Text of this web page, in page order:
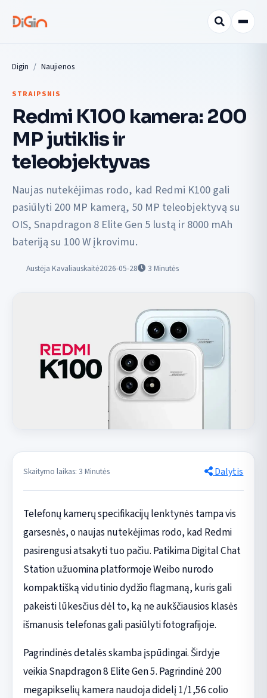
Digin Naujienos
STRAIPSNIS
Redmi K100 kamera: 200
MP jutiklis ir
teleobjektyvas
Naujas nutekėjimas rodo, kad Redmi K100 gali
pasiūlyti 200 MP kamerą, 50 MP teleobjektyvą su
OIS, Snapdragon 8 Elite Gen 5 lustą ir 8000 mAh
bateriją su 100 W įkrovimu.
Austėja Kavaliauskaitė2026-05-28 3 Minutės
Skaitymo laikas: 3 Minutės Dalytis
Telefonų kamerų specifikacijų lenktynės tampa vis
garsesnės, o naujas nutekėjimas rodo, kad Redmi
pasirengusi atsakyti tuo pačiu. Patikima Digital Chat
Station užuomina platformoje Weibo nurodo
kompaktišką vidutinio dydžio flagmaną, kuris gali
pakeisti lūkesčius dėl to, ką ne aukščiausios klasės
išmanusis telefonas gali pasiūlyti fotografijoje.
Pagrindinės detalės skamba įspūdingai. Širdyje
veikia Snapdragon 8 Elite Gen 5. Pagrindinė 200
megapikselių kamera naudoja didelį 1/1,56 colio